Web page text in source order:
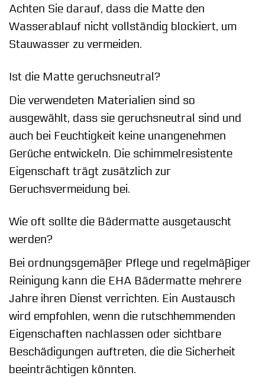
Achten Sie darauf, dass die Matte den
Wasserablauf nicht vollständig blockiert, um
Stauwasser zu vermeiden.
Ist die Matte geruchsneutral?
Die verwendeten Materialien sind so
ausgewählt, dass sie geruchsneutral sind und
auch bei Feuchtigkeit keine unangenehmen
Gerüche entwickeln. Die schimmelresistente
Eigenschaft trägt zusätzlich zur
Geruchsvermeidung bei.
Wie oft sollte die Bädermatte ausgetauscht
werden?
Bei ordnungsgemäßer Pflege und regelmäßiger
Reinigung kann die EHA Bädermatte mehrere
Jahre ihren Dienst verrichten. Ein Austausch
wird empfohlen, wenn die rutschhemmenden
Eigenschaften nachlassen oder sichtbare
Beschädigungen auftreten, die die Sicherheit
beeinträchtigen könnten.